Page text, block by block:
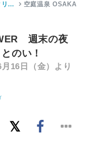
リ… 空庭温泉 OSAKA
週末の夜
のい！
16日（金）より